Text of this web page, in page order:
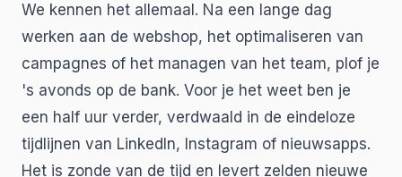
We kennen het allemaal. Na een lange dag
werken aan de webshop, het optimaliseren van
campagnes of het managen van het team, plof je
's avonds op de bank. Voor je het weet ben je
een half uur verder, verdwaald in de eindeloze
tijdlijnen van LinkedIn, Instagram of nieuwsapps.
Het is zonde van de tijd en levert zelden nieuwe